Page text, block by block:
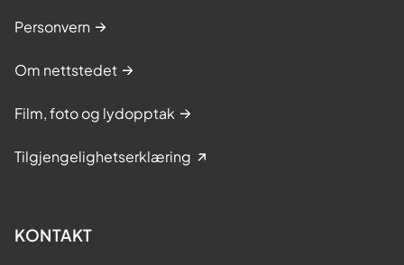
Personvern
Om nettstedet
Film, foto og lydopptak
Tilgjengelighetserklæring
KONTAKT